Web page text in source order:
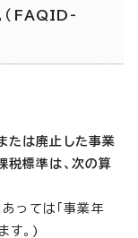
（FAQID-
たは廃止した事業
標準は、次の算
っては「事業年
す。)